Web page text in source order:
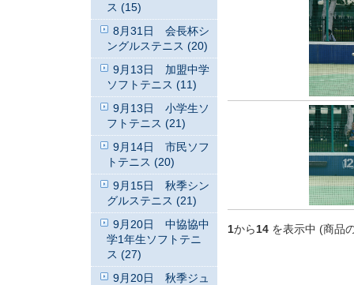
1から14 を表示中 (商品
ス (15)
8月31日 会長杯シ
ングルステニス (20)
9月13日 加盟中学
ソフトテニス (11)
9月13日 小学生ソ
フトテニス (21)
9月14日 市民ソフ
トテニス (20)
9月15日 秋季シン
グルステニス (21)
9月20日 中協協中
学1年生ソフトテニ
ス (27)
9月20日 秋季ジュ